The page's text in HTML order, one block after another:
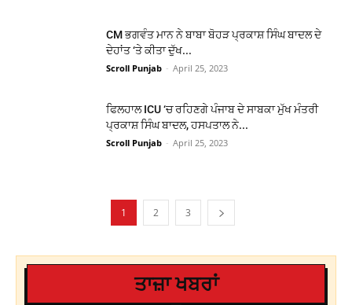
CM ਭਗਵੰਤ ਮਾਨ ਨੇ ਬਾਬਾ ਬੋਹੜ ਪ੍ਰਕਾਸ਼ ਸਿੰਘ ਬਾਦਲ ਦੇ
ਦੇਹਾਂਤ ‘ਤੇ ਕੀਤਾ ਦੁੱਖ...
Scroll Punjab - April 25, 2023
ਫਿਲਹਾਲ ICU ‘ਚ ਰਹਿਣਗੇ ਪੰਜਾਬ ਦੇ ਸਾਬਕਾ ਮੁੱਖ ਮੰਤਰੀ
ਪ੍ਰਕਾਸ਼ ਸਿੰਘ ਬਾਦਲ, ਹਸਪਤਾਲ ਨੇ...
Scroll Punjab - April 25, 2023
1 2 3
ਤਾਜ਼ਾ ਖਬਰਾਂ